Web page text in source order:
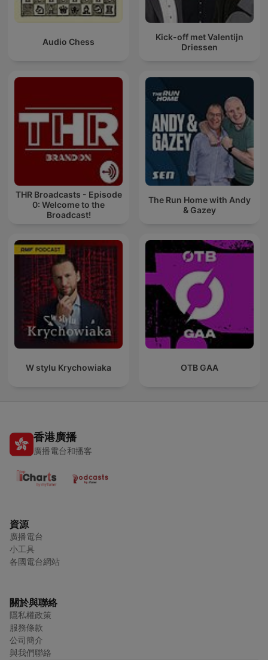
Audio Chess
Kick-off met Valentijn
Driessen
THR Broadcasts - Episode
0: Welcome to the
Broadcast!
The Run Home with Andy
& Gazey
W stylu Krychowiaka OTB GAA
香港廣播
廣播電台和播客
資源
廣播電台
小工具
各國電台網站
關於與聯絡
隱私權政策
服務條款
公司簡介
與我們聯絡